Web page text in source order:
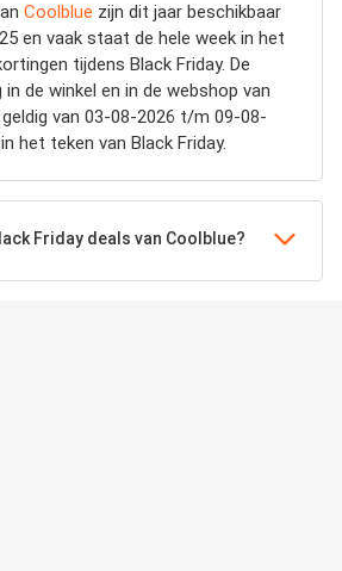
Coolblue zijn dit jaar beschikbaar
en vaak staat de hele week in het
tijdens Black Friday. De
de winkel en in de webshop van
van 03-08-2026 t/m 09-08-
het teken van Black Friday.
Friday deals van Coolblue?